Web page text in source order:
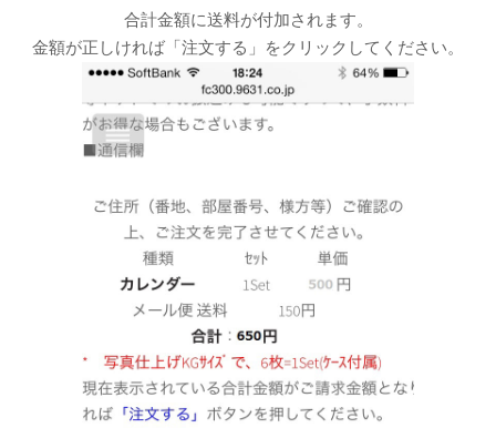
合計金額に送料が付加されます。
金額が正しければ「注文する」をクリックしてください。